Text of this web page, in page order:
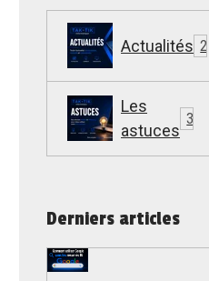
Actualités 22
Les
astuces
307
Derniers articles